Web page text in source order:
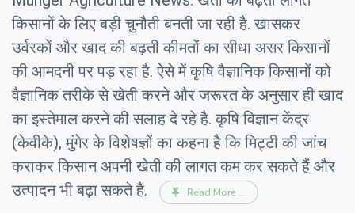
किसानों के लिए बड़ी चुनौती बनती जा रही है. खासकर
उर्वरकों और खाद की बढ़ती कीमतों का सीधा असर किसानों
की आमदनी पर पड़ रहा है. ऐसे में कृषि वैज्ञानिक किसानों को
वैज्ञानिक तरीके से खेती करने और जरूरत के अनुसार ही खाद
का इस्तेमाल करने की सलाह दे रहे है. कृषि विज्ञान केंद्र
(केवीके), मुंगेर के विशेषज्ञों का कहना है कि मिट्टी की जांच
कराकर किसान अपनी खेती की लागत कम कर सकते हैं और
उत्पादन भी बढ़ा सकते है.
Read More ...